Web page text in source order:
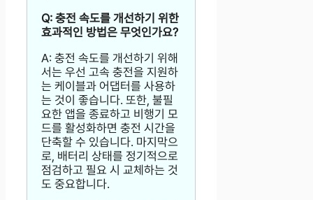
Q: 충전 속도를 개선하기 위한
효과적인 방법은 무엇인가요?
A: 충전 속도를 개선하기 위해
서는 우선 고속 충전을 지원하
는 케이블과 어댑터를 사용하
는 것이 좋습니다. 또한, 불필
요한 앱을 종료하고 비행기 모
드를 활성화하면 충전 시간을
단축할 수 있습니다. 마지막으
로, 배터리 상태를 정기적으로
점검하고 필요 시 교체하는 것
도 중요합니다.